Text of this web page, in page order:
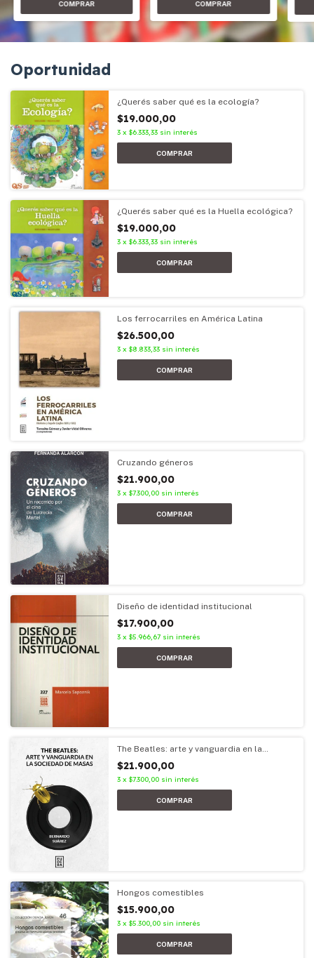
Oportunidad
¿Querés saber qué es la ecología?
$19.000,00
3 x $6.333,33 sin interés
¿Querés saber qué es la Huella ecológica?
$19.000,00
3 x $6.333,33 sin interés
Los ferrocarriles en América Latina
$26.500,00
3 x $8.833,33 sin interés
Cruzando géneros
$21.900,00
3 x $7.300,00 sin interés
Diseño de identidad institucional
$17.900,00
3 x $5.966,67 sin interés
The Beatles: arte y vanguardia en la
$21.900,00
3 x $7.300,00 sin interés
Hongos comestibles
$15.900,00
3 x $5.300,00 sin interés